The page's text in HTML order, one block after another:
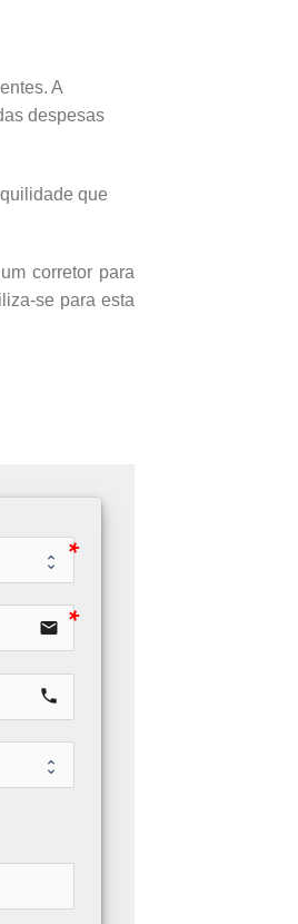
A
despesas
que
corretor para
se para esta
email
call